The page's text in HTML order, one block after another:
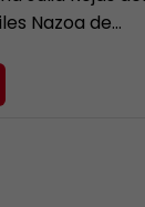
Nazoa de…